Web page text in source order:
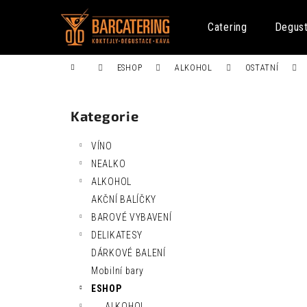
Catering
Domů ESHOP ALKOHOL OSTATNÍ
Přeskočit
kategorie
Kategorie
VÍNO
NEALKO
ALKOHOL
AKČNÍ BALÍČKY
BAROVÉ VYBAVENÍ
DELIKATESY
DÁRKOVÉ BALENÍ
Mobilní bary
ESHOP
í
Zpět
do
Zpět
do
FENTIMANS CURIOSITY COLA 0,275L
52 Kč